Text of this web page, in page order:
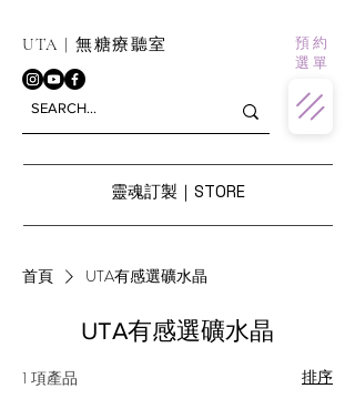
UTA | 無糖療聽室
預 約
選 單
靈魂訂製｜STORE
首頁 UTA有感選礦水晶
UTA有感選礦水晶
1 項產品 排序